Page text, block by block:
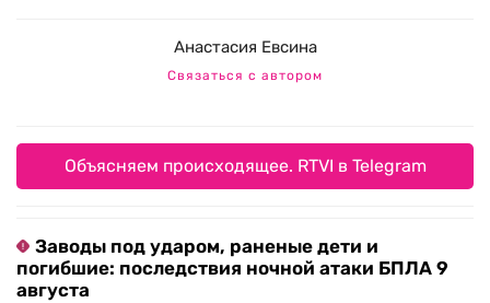
Анастасия Евсина
Связаться с автором
Объясняем происходящее. RTVI в Telegram
Заводы под ударом, раненые дети и
погибшие: последствия ночной атаки БПЛА 9
августа